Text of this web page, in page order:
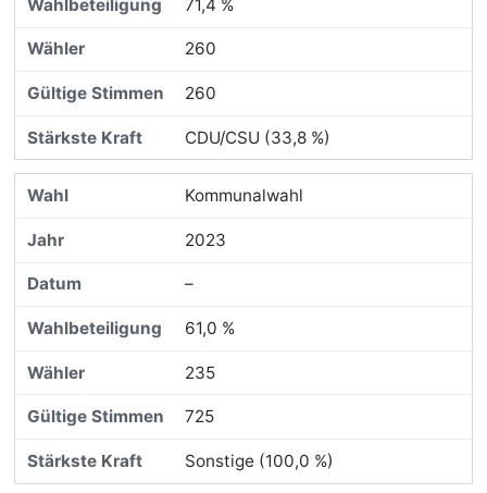
71,4 %
260
260
CDU/CSU (33,8 %)
Kommunalwahl
2023
–
61,0 %
235
725
Sonstige (100,0 %)